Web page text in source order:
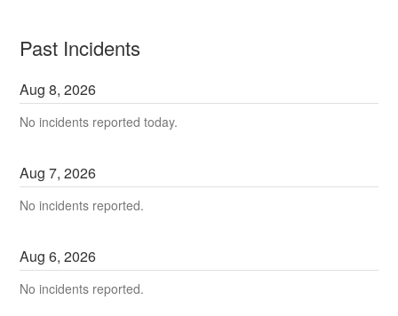
Past Incidents
Aug8,2026
No incidents reported today.
Aug7,2026
No incidents reported.
Aug6,2026
No incidents reported.